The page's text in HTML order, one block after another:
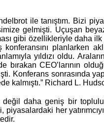
ile tanıştım. Bizi
gelmişti. Uçuşan
gibi özellikleriyle daha
planlarken
yıldızı oldu.
bırakan CEO’larının
Konferans sonrasında
kalmıştı.” Richard L.
daha geniş bir
her